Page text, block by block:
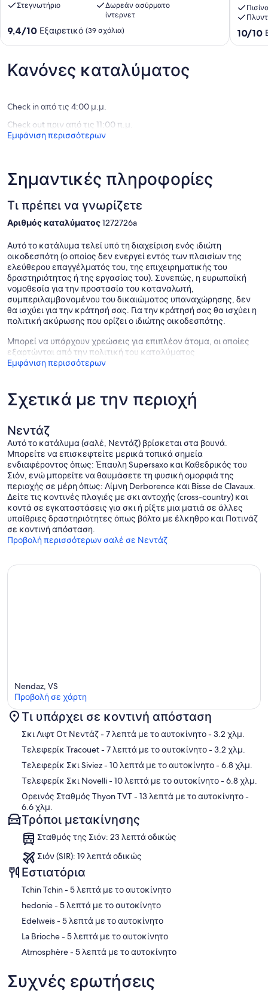
Valais
4
Σκι
στο
Haute-
Στεγνωτήριο
Δωρεάν ασύρματο
ίντερνετ
9.4
Εξαιρετικό,
(39
9,4/10 Εξαιρετικό (39 σχόλια)
πολύ
κοντά
στο
10.0
στα
10/10
Κανόνες καταλύματος
Check in από τις 4:00 μ.μ.
Check out πριν από τις 11:00 π.μ.
Εμφάνιση περισσότερων
Σημαντικές πληροφορίες
Τι πρέπει να γνωρίζετε
Αριθμός καταλύματος1272726a
Αυτό το κατάλυμα τελεί υπό τη διαχείριση ενός ιδιώτη
οικοδεσπότη (ο οποίος δεν ενεργεί εντός των πλαισίων της
ελεύθερου επαγγέλματός του, της επιχειρηματικής του
δραστηριότητας ή της εργασίας του). Συνεπώς, η ευρωπαϊκή
νομοθεσία για την προστασία του καταναλωτή,
συμπεριλαμβανομένου του δικαιώματος υπαναχώρησης, δεν
θα ισχύει για την κράτησή σας. Για την κράτησή σας θα ισχύει η
πολιτική ακύρωσης που ορίζει ο ιδιώτης οικοδεσπότης.
Μπορεί να υπάρχουν χρεώσεις για επιπλέον άτομα, οι οποίες
εξαρτώνται από την πολιτική του καταλύματος
Εμφάνιση περισσότερων
Σχετικά με την περιοχή
Νεντάζ
Αυτό το κατάλυμα (σαλέ, Νεντάζ) βρίσκεται στα βουνά.
Μπορείτε να επισκεφτείτε μερικά τοπικά σημεία
ενδιαφέροντος όπως: Έπαυλη Supersaxo και Καθεδρικός του
Σιόν, ενώ μπορείτε να θαυμάσετε τη φυσική ομορφιά της
περιοχής σε μέρη όπως: Λίμνη Derborence και Bisse de Clavaux.
Δείτε τις κοντινές πλαγιές με σκι αντοχής (cross-country) και
κοντά σε εγκαταστάσεις για σκι ή ρίξτε μια ματιά σε άλλες
υπαίθριες δραστηριότητες όπως βόλτα με έλκηθρο και Πατινάζ
σε κοντινή απόσταση.
Προβολή περισσότερων σαλέ σε Νεντάζ
Χάρτης
Nendaz, VS
Προβολή σε χάρτη
Τι υπάρχει σε κοντινή απόσταση
Σκι Λιφτ Οτ Νεντάζ- 7 λεπτά με το αυτοκίνητο- 3.2 χλμ.
Τελεφερίκ Tracouet- 7 λεπτά με το αυτοκίνητο- 3.2 χλμ.
Τελεφερίκ Σκι Siviez- 10 λεπτά με το αυτοκίνητο- 6.8 χλμ.
Τελεφερίκ Σκι Novelli- 10 λεπτά με το αυτοκίνητο- 6.8 χλμ.
Ορεινός Σταθμός Thyon TVT- 13 λεπτά με το αυτοκίνητο-
6.6 χλμ.
Τρόποι μετακίνησης
Σταθμός της Σιόν: 23 λεπτά οδικώς
Σιόν (SIR): 19 λεπτά οδικώς
Εστιατόρια
‪Tchin Tchin - ‬5 λεπτά με το αυτοκίνητο
‪hedonie - ‬5 λεπτά με το αυτοκίνητο
‪Edelweis - ‬5 λεπτά με το αυτοκίνητο
‪La Brioche - ‬5 λεπτά με το αυτοκίνητο
‪Atmosphère - ‬5 λεπτά με το αυτοκίνητο
Συχνές ερωτήσεις